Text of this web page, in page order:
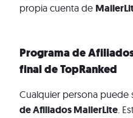
propia cuenta de
Programa de
final de TopRanked
Cualquier persona puede
de Afiliados MailerLite.